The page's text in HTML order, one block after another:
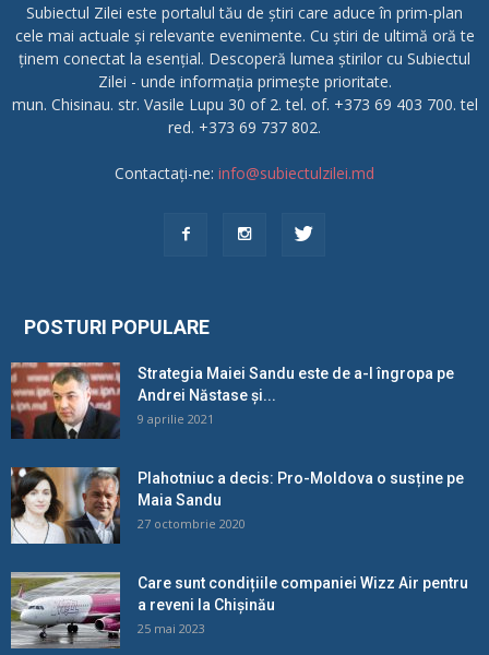
Subiectul Zilei este portalul tău de știri care aduce în prim-plan
cele mai actuale și relevante evenimente. Cu știri de ultimă oră te
ținem conectat la esențial. Descoperă lumea știrilor cu Subiectul
Zilei - unde informația primește prioritate.
mun. Chisinau. str. Vasile Lupu 30 of 2. tel. of. +373 69 403 700. tel
red. +373 69 737 802.
Contactați-ne: info@subiectulzilei.md
POSTURI POPULARE
Strategia Maiei Sandu este de a-l îngropa pe
Andrei Năstase și...
9 aprilie 2021
Plahotniuc a decis: Pro-Moldova o susține pe
Maia Sandu
27 octombrie 2020
Care sunt condițiile companiei Wizz Air pentru
a reveni la Chișinău
25 mai 2023